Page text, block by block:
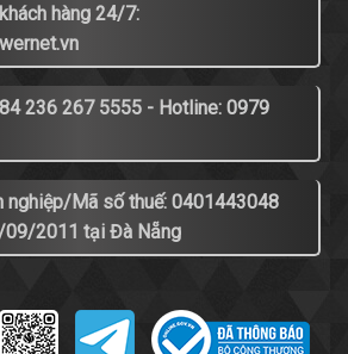
hàng 24/7:
236 267 5555 - Hotline: 0979
nghiệp/Mã số thuế: 0401443048
09/2011 tại Đà Nẵng